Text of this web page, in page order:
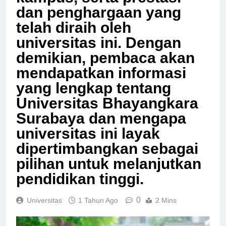
kampus, serta prestasi
dan penghargaan yang
telah diraih oleh
universitas ini. Dengan
demikian, pembaca akan
mendapatkan informasi
yang lengkap tentang
Universitas Bhayangkara
Surabaya dan mengapa
universitas ini layak
dipertimbangkan sebagai
pilihan untuk melanjutkan
pendidikan tinggi.